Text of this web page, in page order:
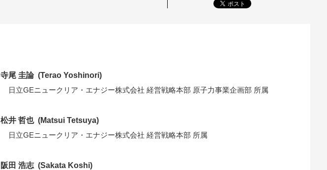
寺尾 圭論
Terao Yoshinori
日立GEニュークリア・エナジー株式会社 経営戦略本部 原子力事業企画部 所属
松井 哲也
Matsui Tetsuya
日立GEニュークリア・エナジー株式会社 経営戦略本部 所属
阪田 浩志
Sakata Koshi